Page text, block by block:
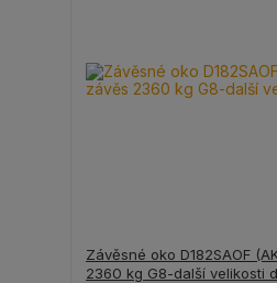
Závěsné oko D182SAOF
2360 kg G8-další velikosti